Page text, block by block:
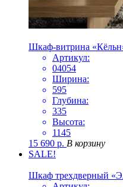
Шкаф-витрина
Артикул:
04054
Ширина:
595
Глубина:
335
Высота:
1145
15 690 р. В корзину
SALE!
Шкаф трехдверный